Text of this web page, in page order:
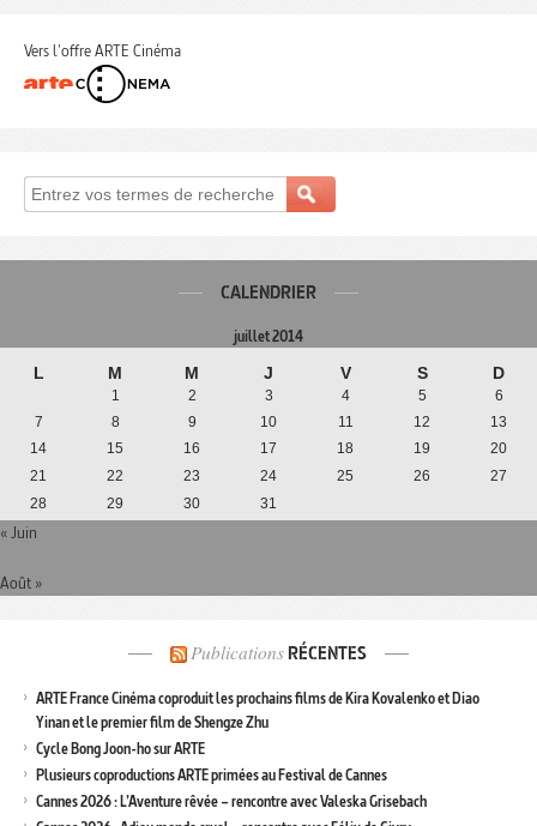
Vers l'offre ARTE Cinéma
CALENDRIER
juillet 2014
L M M J V S D
1 2 3 4 5
6
7
8 9 10 11 12
13
14
15 16 17 18 19
20
21
22 23 24 25 26
27
28
29 30 31
« Juin
Août »
Publications RÉCENTES
ARTE France Cinéma coproduit les prochains films de Kira Kovalenko et Diao
Yinan et le premier film de Shengze Zhu
Cycle Bong Joon-ho sur ARTE
Plusieurs coproductions ARTE primées au Festival de Cannes
Cannes 2026 : L’Aventure rêvée – rencontre avec Valeska Grisebach